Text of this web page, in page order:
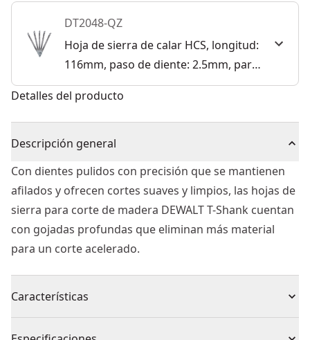
DT2048-QZ
Hoja de sierra de calar HCS, longitud:
116mm, paso de diente: 2.5mm, para
cortes limpios en madera,
aglomerado, contrachapado y
laminados de hasta 65mm de espesor
Detalles del producto
Descripción general
Con dientes pulidos con precisión que se mantienen
afilados y ofrecen cortes suaves y limpios, las hojas de
sierra para corte de madera DEWALT T-Shank cuentan
con gojadas profundas que eliminan más material
para un corte acelerado.
Características